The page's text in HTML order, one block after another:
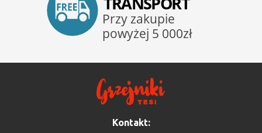
Kontakt: